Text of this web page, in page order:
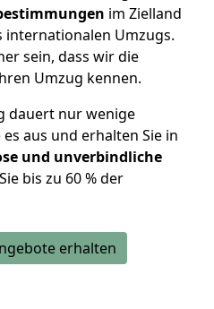
im Zielland
internationalen Umzugs.
sein, dass wir die
Umzug kennen.
dauert nur wenige
aus und erhalten Sie in
und unverbindliche
bis zu 60 % der
erhalten